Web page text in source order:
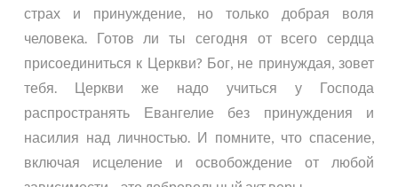
страх и принуждение, но только добрая воля
человека. Готов ли ты сегодня от всего сердца
присоединиться к Церкви? Бог, не принуждая, зовет
тебя. Церкви же надо учиться у Господа
распространять Евангелие без принуждения и
насилия над личностью. И помните, что спасение,
включая исцеление и освобождение от любой